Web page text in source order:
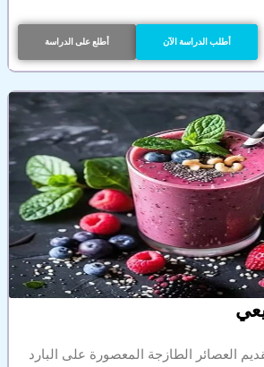
أطلع على الدراسة أطلب الدراسة الآن
العصائر الطازجة المعصورة على البارد